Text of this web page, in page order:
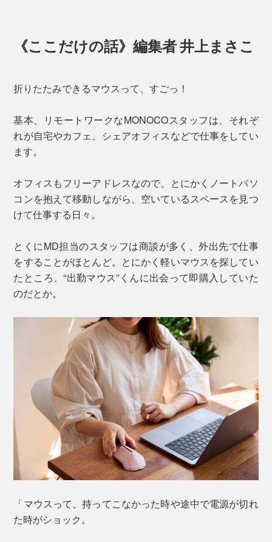
《ここだけの話》編集者 井上まさこ
折りたたみできるマウスって、すごっ！
基本、リモートワークなMONOCOスタッフは、それぞ
れが自宅やカフェ、シェアオフィスなどで仕事をしてい
ます。
オフィスもフリーアドレスなので、とにかくノートパソ
コンを抱えて移動しながら、空いているスペースを見つ
けて仕事する日々。
とくにMD担当のスタッフは商談が多く、外出先で仕事
をすることがほとんど。とにかく軽いマウスを探してい
たところ、“出勤マウス”くんに出会って即購入していた
のだとか。
「マウスって、持ってこなかった時や途中で電源が切れ
た時がショック。